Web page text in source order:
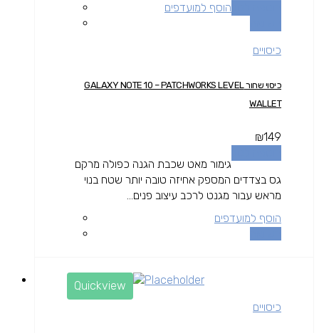
הוסף למועדפים
כיסויים
כיסוי שחור GALAXY NOTE 10 – PATCHWORKS LEVEL
WALLET
₪149
גימור מאט שכבת הגנה כפולה מרקם
גס בצדדים המספק אחיזה טובה יותר שטח בנוי
מראש עבור מגנט לרכב עיצוב פנים...
הוסף למועדפים
Quickview
כיסויים